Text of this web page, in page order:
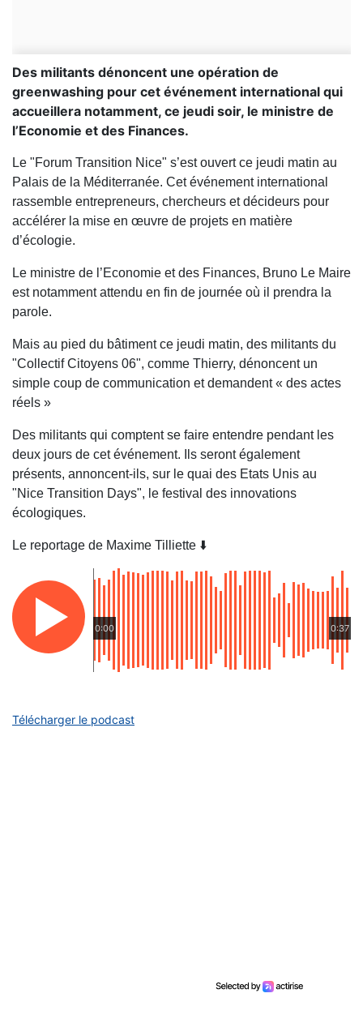
Des militants dénoncent une opération de
greenwashing pour cet événement international qui
accueillera notamment, ce jeudi soir, le ministre de
l’Economie et des Finances.
Le "Forum Transition Nice" s’est ouvert ce jeudi matin au
Palais de la Méditerranée. Cet événement international
rassemble entrepreneurs, chercheurs et décideurs pour
accélérer la mise en œuvre de projets en matière
d’écologie.
Le ministre de l’Economie et des Finances, Bruno Le Maire
est notamment attendu en fin de journée où il prendra la
parole.
Mais au pied du bâtiment ce jeudi matin, des militants du
"Collectif Citoyens 06", comme Thierry, dénoncent un
simple coup de communication et demandent « des actes
réels »
Des militants qui comptent se faire entendre pendant les
deux jours de cet événement. Ils seront également
présents, annoncent-ils, sur le quai des Etats Unis au
"Nice Transition Days", le festival des innovations
écologiques.
Le reportage de Maxime Tilliette ⬇️
0:00 0:37
Télécharger le podcast